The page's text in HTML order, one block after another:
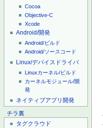
Cocoa
Objective-C
Xcode
Android/開発
Android/ビルド
Android/ソースコード
Linux/デバイスドライバ
Linuxカーネル/ビルド
カーネルモジュール/開
発
ネイティブアプリ開発
チラ裏
タグクラウド